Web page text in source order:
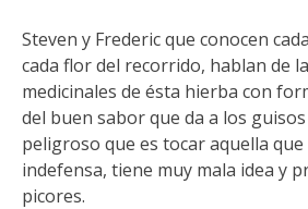
Steven y Frederic que conocen
cada flor del recorrido, hablan de
medicinales de ésta hierba con
del buen sabor que da a los
peligroso que es tocar aquella
indefensa, tiene muy mala idea y
picores.